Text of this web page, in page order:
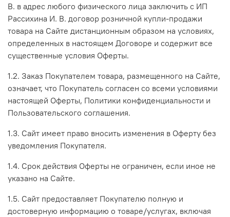
В. в адрес любого физического лица заключить с ИП
Рассихина И. В. договор розничной купли-продажи
товара на Сайте дистанционным образом на условиях,
определенных в настоящем Договоре и содержит все
существенные условия Оферты.
1.2. Заказ Покупателем товара, размещенного на Сайте,
означает, что Покупатель согласен со всеми условиями
настоящей Оферты, Политики конфиденциальности и
Пользовательского соглашения.
1.3. Сайт имеет право вносить изменения в Оферту без
уведомления Покупателя.
1.4. Срок действия Оферты не ограничен, если иное не
указано на Сайте.
1.5. Сайт предоставляет Покупателю полную и
достоверную информацию о товаре/услугах, включая